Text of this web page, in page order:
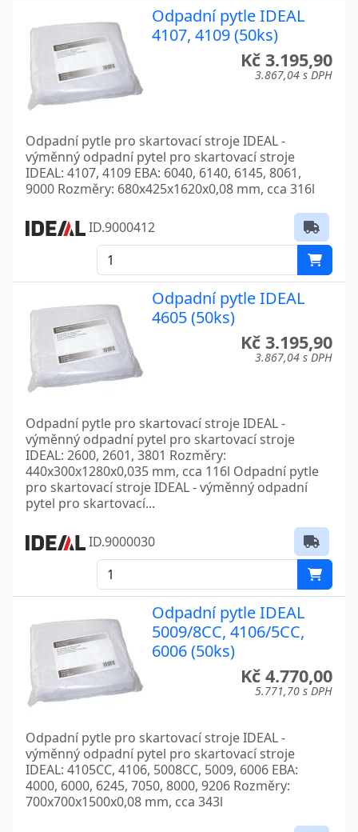
Odpadní pytle IDEAL
4107, 4109 (50ks)
Kč 3.195,90
3.867,04 s DPH
Odpadní pytle pro skartovací stroje IDEAL -
výměnný odpadní pytel pro skartovací stroje
IDEAL: 4107, 4109 EBA: 6040, 6140, 6145, 8061,
9000 Rozměry: 680x425x1620x0,08 mm, cca 316l
ID.9000412
Odpadní pytle IDEAL
4605 (50ks)
Kč 3.195,90
3.867,04 s DPH
Odpadní pytle pro skartovací stroje IDEAL -
výměnný odpadní pytel pro skartovací stroje
IDEAL: 2600, 2601, 3801 Rozměry:
440x300x1280x0,035 mm, cca 116l Odpadní pytle
pro skartovací stroje IDEAL - výměnný odpadní
pytel pro skartovací...
ID.9000030
Odpadní pytle IDEAL
5009/8CC, 4106/5CC,
6006 (50ks)
Kč 4.770,00
5.771,70 s DPH
Odpadní pytle pro skartovací stroje IDEAL -
výměnný odpadní pytel pro skartovací stroje
IDEAL: 4105CC, 4106, 5008CC, 5009, 6006 EBA:
4000, 6000, 6245, 7050, 8000, 9206 Rozměry:
700x700x1500x0,08 mm, cca 343l